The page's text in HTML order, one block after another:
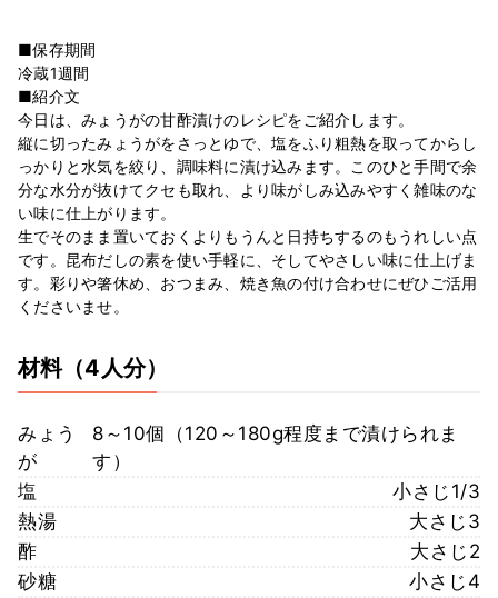
■保存期間
冷蔵1週間
■紹介文
今日は、みょうがの甘酢漬けのレシピをご紹介します。
縦に切ったみょうがをさっとゆで、塩をふり粗熱を取ってからし
っかりと水気を絞り、調味料に漬け込みます。このひと手間で余
分な水分が抜けてクセも取れ、より味がしみ込みやすく雑味のな
い味に仕上がります。
生でそのまま置いておくよりもうんと日持ちするのもうれしい点
です。昆布だしの素を使い手軽に、そしてやさしい味に仕上げま
す。彩りや箸休め、おつまみ、焼き魚の付け合わせにぜひご活用
くださいませ。
材料（4人分）
みょう
が
8～10個（120～180g程度まで漬けられま
す）
塩
小さじ1/3
熱湯
大さじ3
酢
大さじ2
砂糖
小さじ4